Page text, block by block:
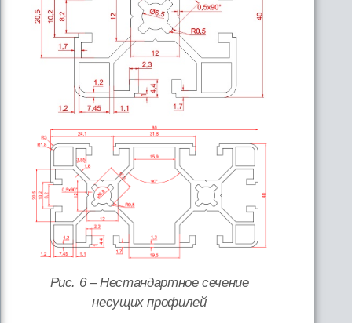
Рис. 6 – Нестандартное сечение
несущих профилей